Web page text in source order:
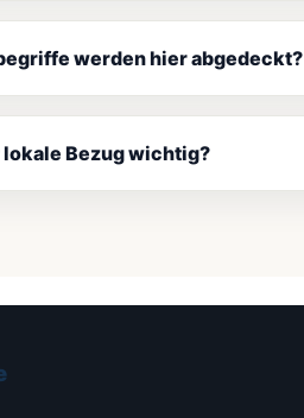
werden hier abgedeckt?
Bezug wichtig?